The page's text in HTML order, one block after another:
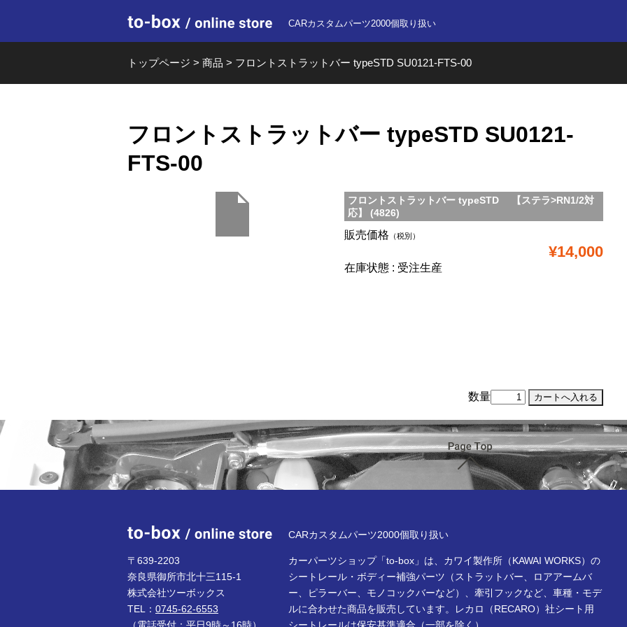
to-box online store
CARカスタムパーツ2000個取り扱い
トップページ > 商品 > フロントストラットバー typeSTD SU0121-FTS-00
フロントストラットバー typeSTD SU0121-
FTS-00
フロントストラットバー typeSTD 【ステラ>RN1/2対
応】 (4826)
販売価格 （税別）
¥14,000
在庫状態 : 受注生産
数量
ページTOP
to-box online store
CARカスタムパーツ2000個取り扱い
〒639-2203
奈良県御所市北十三115-1
株式会社ツーボックス
TEL： 0745-62-6553
カーパーツショップ「to-box」は、カワイ製作所（KAWAI WORKS）の
シートレール・ボディー補強パーツ（ストラットバー、ロアアームバ
ー、ピラーバー、モノコックバーなど）、牽引フックなど、車種・モデ
ルに合わせた商品を販売しています。レカロ（RECARO）社シート用